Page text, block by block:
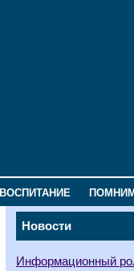
ВОСПИТАНИЕ
Новости
Информационный